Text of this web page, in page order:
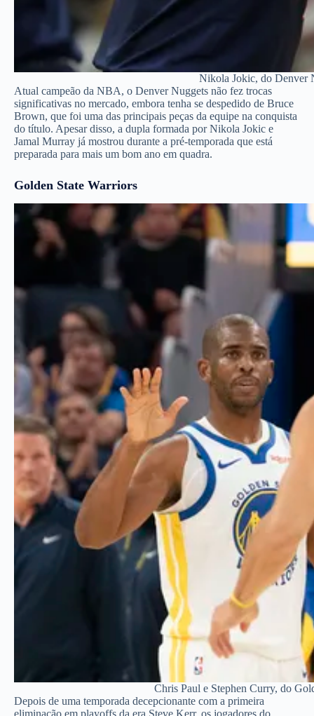
Nikola Jokic, do Denver
Atual campeão da NBA, o Denver Nuggets não fez trocas
significativas no mercado, embora tenha se despedido de Bruce
Brown, que foi uma das principais peças da equipe na conquista
do título. Apesar disso, a dupla formada por Nikola Jokic e
Jamal Murray já mostrou durante a pré-temporada que está
preparada para mais um bom ano em quadra.
Golden State Warriors
Chris Paul e Stephen Curry, do
Depois de uma temporada decepcionante com a primeira
eliminação em playoffs da era Steve Kerr, os jogadores do